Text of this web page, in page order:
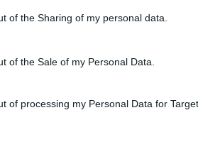
of the Sharing of my personal data.
of the Sale of my Personal Data.
of processing my Personal Data for
wybory kopertowe. Prezes
patent na bezkarność